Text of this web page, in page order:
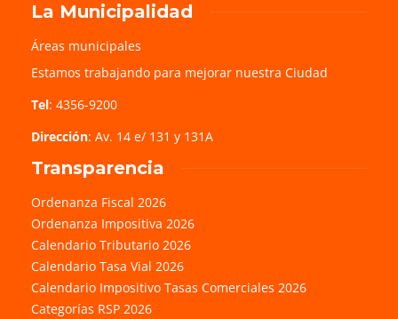
La Municipalidad
Áreas municipales
Estamos trabajando para mejorar nuestra Ciudad
Tel: 4356-9200
Dirección: Av. 14 e/ 131 y 131A
Transparencia
Ordenanza Fiscal 2026
Ordenanza Impositiva 2026
Calendario Tributario 2026
Calendario Tasa Vial 2026
Calendario Impositivo Tasas Comerciales 2026
Categorías RSP 2026